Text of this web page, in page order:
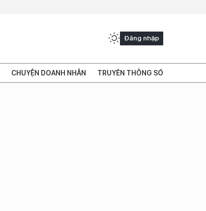
Đăng nhập
CHUYỆN DOANH NHÂN TRUYỀN THÔNG SỐ